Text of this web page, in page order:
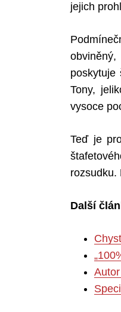
jejich
poskytuje
Tony,
vysoce
Teď je
rozsudku.
Další